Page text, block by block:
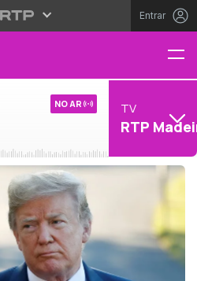
Entrar
NO AR TV
RTP